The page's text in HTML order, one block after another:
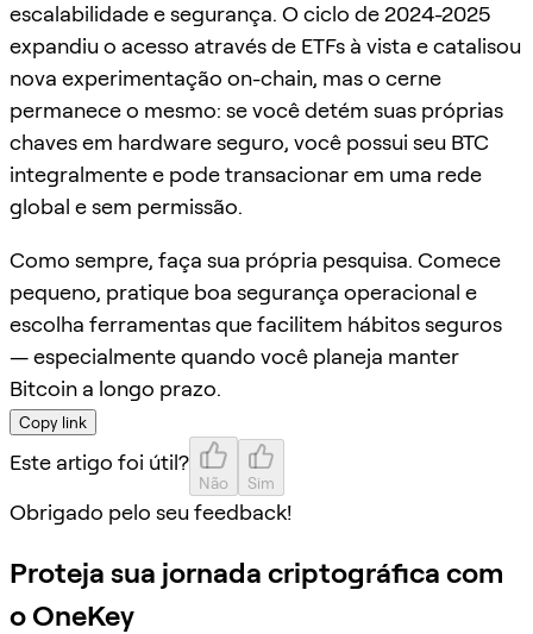
escalabilidade e segurança. O ciclo de 2024-2025
expandiu o acesso através de ETFs à vista e catalisou
nova experimentação on-chain, mas o cerne
permanece o mesmo: se você detém suas próprias
chaves em hardware seguro, você possui seu BTC
integralmente e pode transacionar em uma rede
global e sem permissão.
Como sempre, faça sua própria pesquisa. Comece
pequeno, pratique boa segurança operacional e
escolha ferramentas que facilitem hábitos seguros
— especialmente quando você planeja manter
Bitcoin a longo prazo.
Copy link
Este artigo foi útil?
Não Sim
Obrigado pelo seu feedback!
Proteja sua jornada criptográfica com
o OneKey